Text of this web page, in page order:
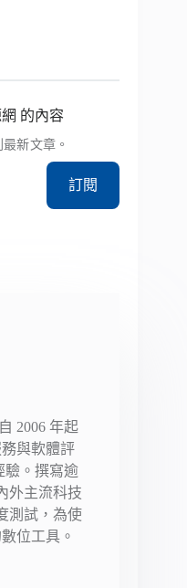
的內容
新文章。
訂閱
2006 年起
與軟體評
驗。撰寫逾
外主流科技
測試，為使
位工具。